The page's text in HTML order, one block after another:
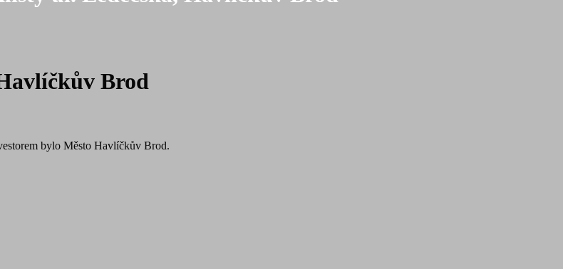
Brod
bylo Město Havlíčkův Brod.